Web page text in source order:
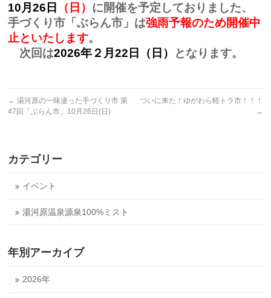
10月26日 （日） に開催を予定しておりました、
手づくり市「ぶらん市」は強雨予報のため開催中
止といたします。
次回は2026年２月22日（日） となります。
← 湯河原の一味違った手づくり市 第
47回「ぶらん市」10月26日(日)
ついに来た！ゆがわら軽トラ市！！！
→
カテゴリー
イベント
湯河原温泉源泉100%ミスト
年別アーカイブ
2026年